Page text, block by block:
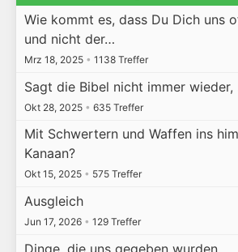
Wie kommt es, dass Du Dich uns
und nicht der…
Mrz 18, 2025 • 1138 Treffer
Sagt die Bibel nicht immer wieder,
Okt 28, 2025 • 635 Treffer
Mit Schwertern und Waffen ins
Kanaan?
Okt 15, 2025 • 575 Treffer
Ausgleich
Jun 17, 2026 • 129 Treffer
Dinge, die uns gegeben wurden